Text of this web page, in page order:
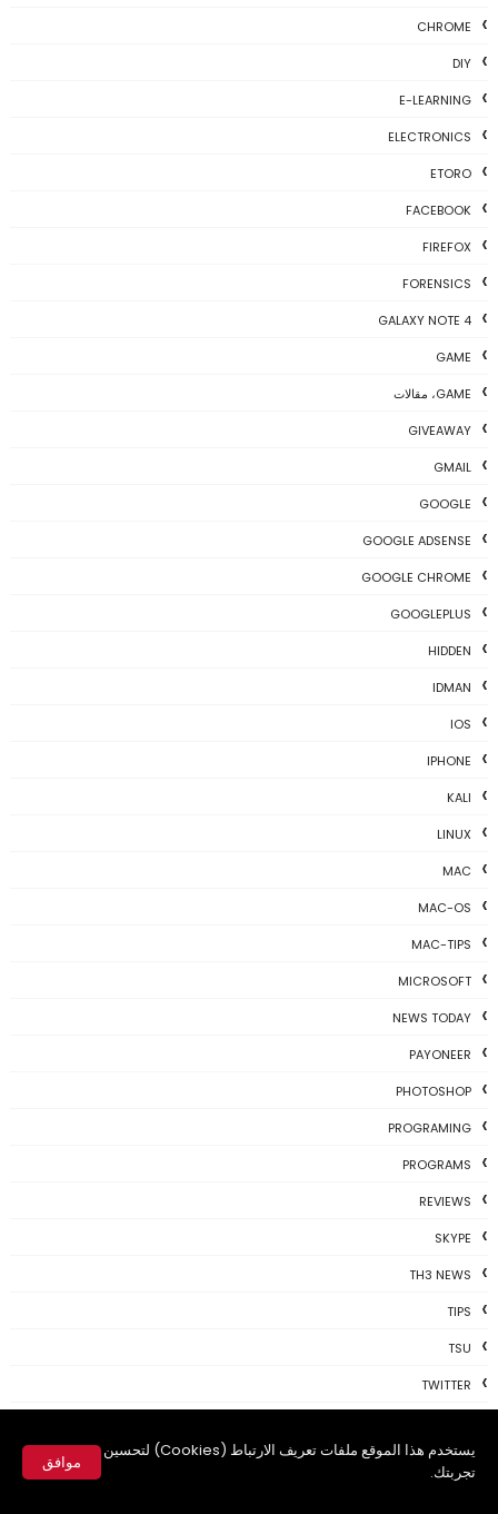
يستخدم هذا الموقع ملفات تعريف الارتباط (Cookies) لتحسين
تجربتك.
موافق
CHROME
DIY
E-LEARNING
ELECTRONICS
ETORO
FACEBOOK
FIREFOX
FORENSICS
GALAXY NOTE 4
GAME
GAME، مقالات
GIVEAWAY
GMAIL
GOOGLE
GOOGLE ADSENSE
GOOGLE CHROME
GOOGLEPLUS
HIDDEN
IDMAN
IOS
IPHONE
KALI
LINUX
MAC
MAC-OS
MAC-TIPS
MICROSOFT
NEWS TODAY
PAYONEER
PHOTOSHOP
PROGRAMING
PROGRAMS
REVIEWS
SKYPE
TH3 NEWS
TIPS
TSU
TWITTER
VIDEO